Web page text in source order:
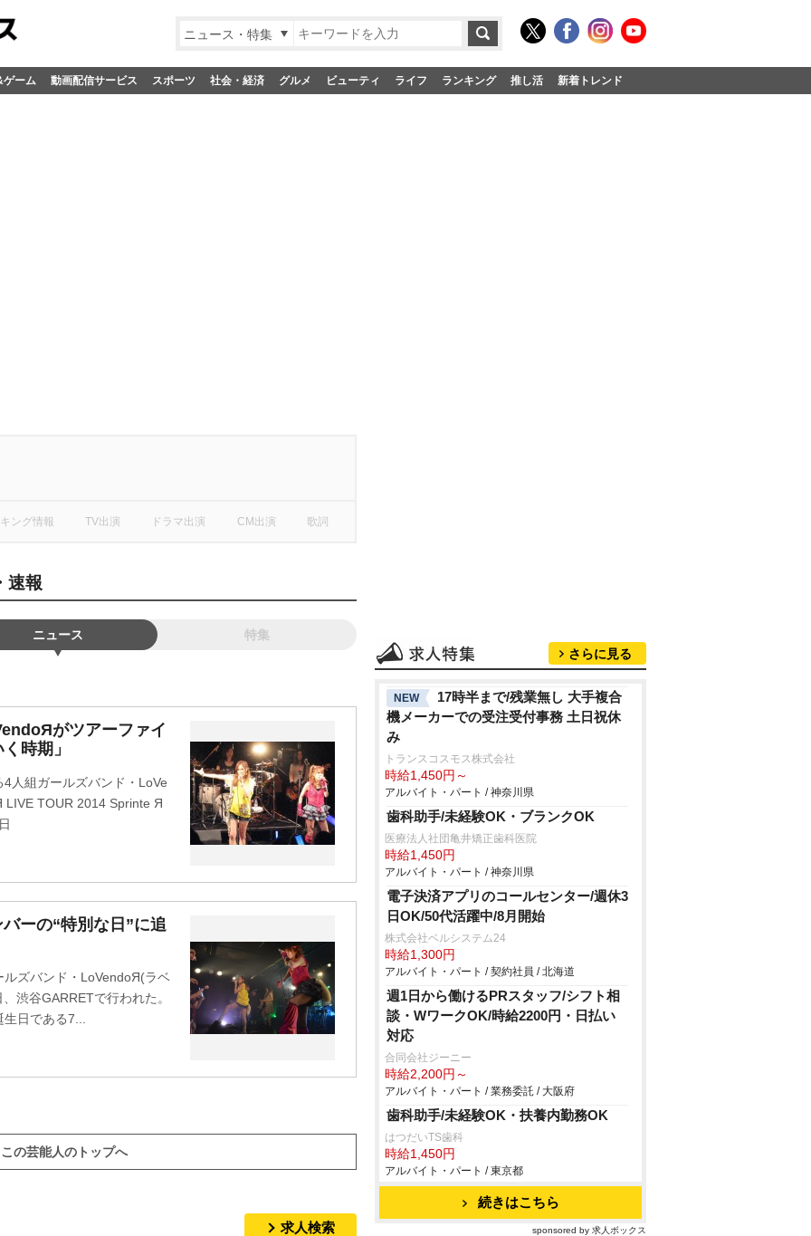
ニュース・特集
ゲーム 動画配信サービス スポーツ 社会・経済 グルメ ビューティ ライフ ランキング 推し活 新着トレンド
ング情報 TV出演 ドラマ出演 CM出演 歌詞
速報
ニュース 特集
がツアーファイ
時期」
人組ガールズバンド・LoVe
LIVE TOUR 2014 Sprinte Я
ーの“特別な日”に追
ズバンド・LoVendoЯ(ラベ
渋谷GARRETで行われた。
日である7...
この芸能人のトップへ
求人検索
さらに見る
NEW
17時半まで/残業無し 大手複合
機メーカーでの受注受付事務 土日祝休
み
トランスコスモス株式会社
時給1,450円～
アルバイト・パート / 神奈川県
歯科助手/未経験OK・ブランクOK
医療法人社団亀井矯正歯科医院
時給1,450円
アルバイト・パート / 神奈川県
電子決済アプリのコールセンター/週休3
日OK/50代活躍中/8月開始
株式会社ベルシステム24
時給1,300円
アルバイト・パート / 契約社員 / 北海道
週1日から働けるPRスタッフ/シフト相
談・WワークOK/時給2200円・日払い
対応
合同会社ジーニー
時給2,200円～
アルバイト・パート / 業務委託 / 大阪府
歯科助手/未経験OK・扶養内勤務OK
はつだいTS歯科
時給1,450円
アルバイト・パート / 東京都
続きはこちら
sponsored by 求人ボックス